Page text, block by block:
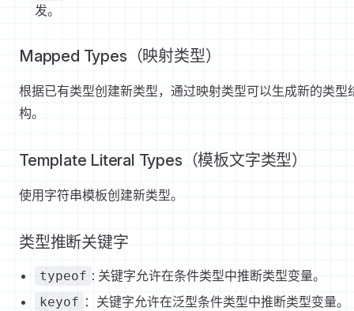
发。
Mapped Types（映射类型）
根据已有类型创建新类型，通过映射类型可以生成新的类型
构。
Template Literal Types（模板文字类型）
使用字符串模板创建新类型。
类型推断关键字
typeof : 关键字允许在条件类型中推断类型变量。
keyof ：关键字允许在泛型条件类型中推断类型变量。